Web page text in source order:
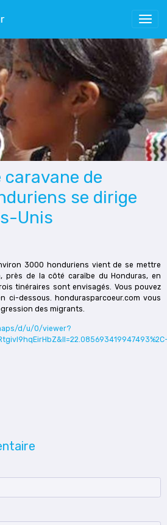
caravane de
se dirige
Unis
3000 honduriens vient de se mettre
près de la côté caraïbe du Honduras, en
tinéraires sont envisagés. Vous pouvez
ci-dessous. hondurasparcoeur.com vous
des migrants.
d/u/0/viewer?